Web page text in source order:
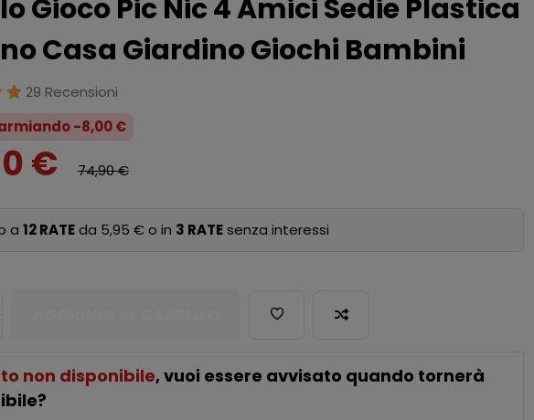
Gioco Pic Nic 4 Amici Sedie Plastica
Casa Giardino Giochi Bambini
29 Recensioni
-8,00 €
€ 74,90 €
a12 RATEda 5,95 € o in 3 RATEsenza interessi
non disponibile, vuoi essere avvisato quando tornerà